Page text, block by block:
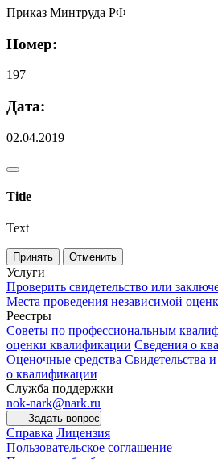
Приказ Минтруда РФ
Номер:
197
Дата:
02.04.2019
Title
Text
Принять Отменить
Услуги
Проверить свидетельство или
Места проведения независимой
Реестры
Советы по профессиональным
оценки квалификации Сведения о
Оценочные средства Свидетельства
о квалификации
Служба поддержки
nok-nark@nark.ru
Задать вопрос
Справка Лицензия
Пользовательское соглашение